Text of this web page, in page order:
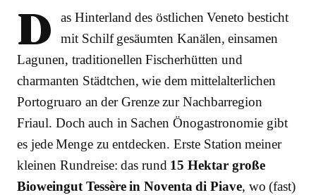
D
as Hinterland des östlichen Veneto besticht
mit Schilf gesäumten Kanälen, einsamen
Lagunen, traditionellen Fischerhütten und
charmanten Städtchen, wie dem mittelalterlichen
Portogruaro an der Grenze zur Nachbarregion
Friaul. Doch auch in Sachen Önogastronomie gibt
es jede Menge zu entdecken. Erste Station meiner
kleinen Rundreise: das rund 15 Hektar große
Bioweingut Tessère in Noventa di Piave, wo (fast)